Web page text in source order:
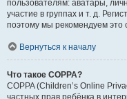
пользователям: аватары,
участие в группах и т. д.
поэтому мы рекомендуем это
Вернуться к началу
Что такое COPPA?
COPPA (Children’s Online
частных прав ребёнка в